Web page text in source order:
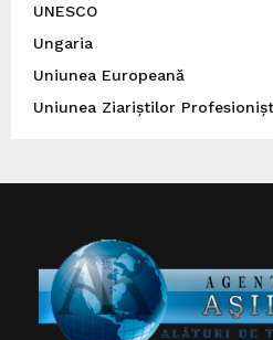
UNESCO
Ungaria
Uniunea Europeană
Uniunea Ziariștilor